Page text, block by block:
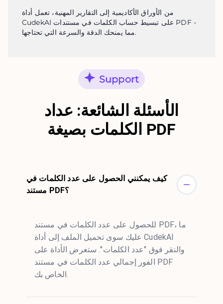
من الأوراق الأكاديمية إلى التقارير المهنية، تعمل أداة
CudekAI على تبسيط حساب الكلمات في مستندات PDF -
مما يمنحك الدقة والسرعة التي تحتاجها.
Support
الأسئلة الشائعة: عداد
الكلمات بصيغة PDF
كيف يمكنني الحصول على عدد الكلمات في
مستند PDF؟
للحصول على عدد الكلمات في مستند PDF، ما
عليك سوى تحميل الملف إلى أداة CudekAI
والنقر فوق "عدد الكلمات". ستعرض الأداة على
الفور إجمالي عدد الكلمات في مستند PDF
الخاص بك.